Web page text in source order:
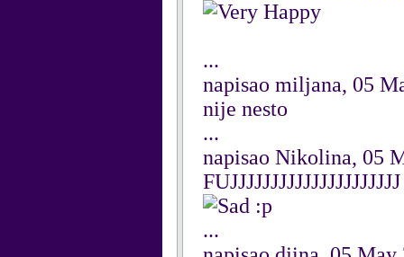
...
napisao miljana, 05
nije nesto
...
napisao Nikolina, 05
:p
...